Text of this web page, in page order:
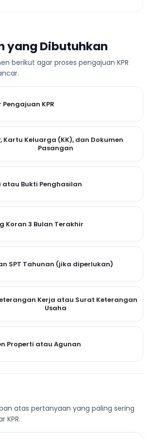
yang Dibutuhkan
berikut agar proses pengajuan KPR
KPR
Kartu Keluarga (KK), dan Dokumen
Pasangan
atau Bukti Penghasilan
Koran 3 Bulan Terakhir
SPT Tahunan (jika diperlukan)
Kerja atau Surat Keterangan
Usaha
Properti atau Agunan
atas pertanyaan yang paling sering
KPR.